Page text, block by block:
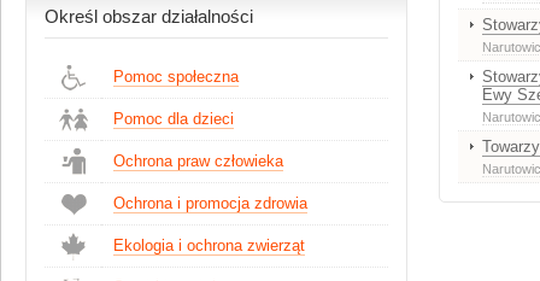
Określ obszar działalności
Pomoc społeczna
Pomoc dla dzieci
Ochrona praw człowieka
Ochrona i promocja zdrowia
Ekologia i ochrona zwierząt
Ewy